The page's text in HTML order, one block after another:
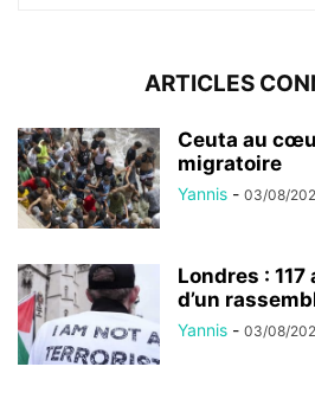
ARTICLES
Ceuta au
migratoire
Yannis - 03/08/
Londres :
d’un
Yannis - 03/08/